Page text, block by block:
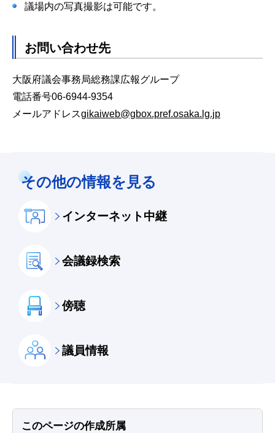
議場内の写真撮影は可能です。
お問い合わせ先
大阪府議会事務局総務課広報グループ
電話番号06-6944-9354
メールアドレスgikaiweb@gbox.pref.osaka.lg.jp
その他の情報を見る
インターネット中継
会議録検索
傍聴
議員情報
このページの作成所属